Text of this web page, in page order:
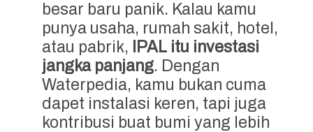
besar baru panik. Kalau kamu
punya usaha, rumah sakit, hotel,
atau pabrik,
IPAL itu investasi
jangka panjang. Dengan
Waterpedia, kamu bukan cuma
dapet instalasi keren, tapi juga
kontribusi buat bumi yang lebih